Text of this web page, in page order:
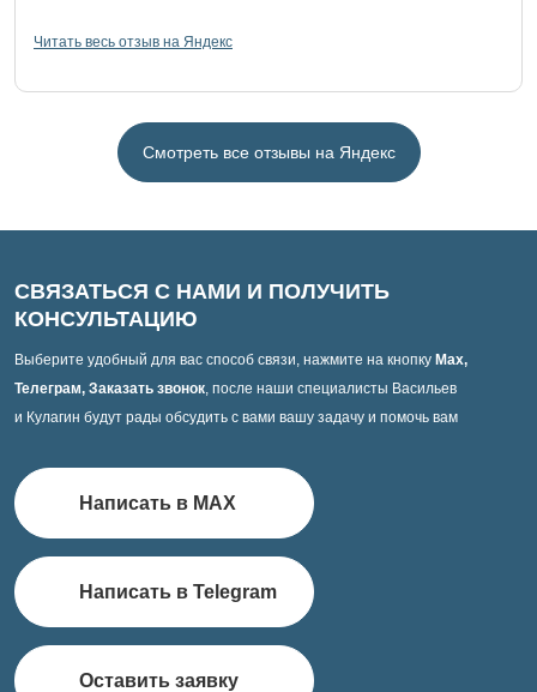
Читать весь отзыв на Яндекс
Смотреть все отзывы на Яндекс
СВЯЗАТЬСЯ С НАМИ И ПОЛУЧИТЬ
КОНСУЛЬТАЦИЮ
Выберите удобный для вас способ связи, нажмите на кнопку Max,
Телеграм, Заказать звонок, после наши специалисты Васильев
и Кулагин будут рады обсудить с вами вашу задачу и помочь вам
Написать в MAX
Написать в Telegram
Оставить заявку